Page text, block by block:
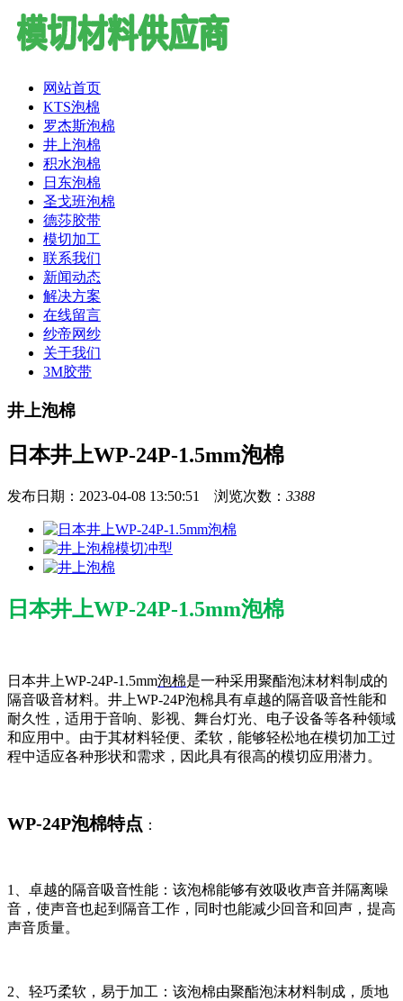
网站首页
KTS泡棉
罗杰斯泡棉
井上泡棉
积水泡棉
日东泡棉
圣戈班泡棉
德莎胶带
模切加工
联系我们
新闻动态
解决方案
在线留言
纱帝网纱
关于我们
3M胶带
井上泡棉
日本井上WP-24P-1.5mm泡棉
发布日期：2023-04-08 13:50:51 浏览次数： 3388
日本井上WP-24P-1.5mm泡棉
日本井上WP-24P-1.5mm泡棉是一种采用聚酯泡沫材料制成的
隔音吸音材料。井上WP-24P泡棉具有卓越的隔音吸音性能和
耐久性，适用于音响、影视、舞台灯光、电子设备等各种领域
和应用中。由于其材料轻便、柔软，能够轻松地在模切加工过
程中适应各种形状和需求，因此具有很高的模切应用潜力。
WP-24P泡棉特点 ：
1、卓越的隔音吸音性能：该泡棉能够有效吸收声音并隔离噪
音，使声音也起到隔音工作，同时也能减少回音和回声，提高
声音质量。
2、轻巧柔软，易于加工：该泡棉由聚酯泡沫材料制成，质地